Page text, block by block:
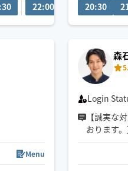
22:00 22:3020:30
Menu
森
Login
【誠実な
おります。
どなた様